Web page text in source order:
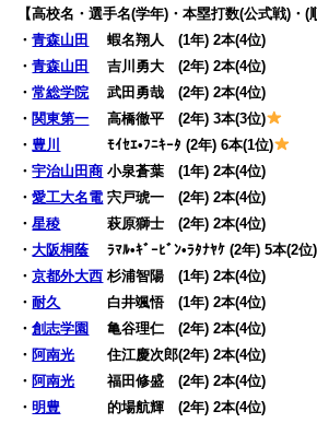
【高校名・選手名(学年)・本塁打数(公式戦)・(
・青森山田 蝦名翔人 (1年) 2本(4位)
・青森山田 吉川勇大 (2年) 2本(4位)
・常総学院 武田勇哉 (2年) 2本(4位)
・関東第一 高橋徹平 (2年) 3本(3位)
・ 豊川
ﾓｲｾｴ•ﾌﾆｷｰﾀ (2年) 6本(1位)
・宇治山田商 小泉蒼葉 (1年) 2本(4位)
・愛工大名電 宍戸琥一 (2年) 2本(4位)
・星稜 萩原獅士 (2年) 2本(4位)
・大阪桐蔭 ﾗﾏﾙ•ｷﾞｰﾋﾞﾝ•ﾗﾀﾅﾔｹ (2年) 5本(2位)
・京都外大西 杉浦智陽 (1年) 2本(4位)
・耐久
白井颯悟 (1年) 2本(4位)
・創志学園 亀谷理仁 (2年) 2本(4位)
・阿南光 住江慶次郎(2年) 2本(4位)
・阿南光 福田修盛 (2年) 2本(4位)
・明豊 的場航輝 (2年) 2本(4位)